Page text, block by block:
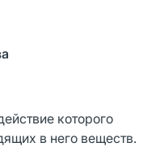
которого
в него веществ.